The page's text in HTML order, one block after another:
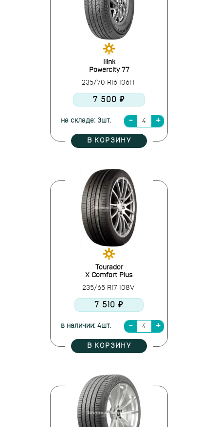
Ilink
Powercity 77
235/70 R16 106H
7 500 ₽
на складе: 3шт.
В КОРЗИНУ
Tourador
X Comfort Plus
235/65 R17 108V
7 510 ₽
в наличии: 4шт.
В КОРЗИНУ